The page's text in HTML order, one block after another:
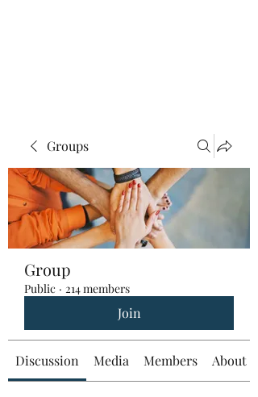
Groups
Group
Public · 214 members
Join
Discussion Media Members About